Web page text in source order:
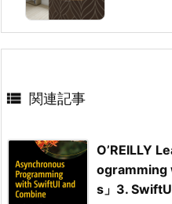
 関連記事
O’REILLY
ogramming
s」3.